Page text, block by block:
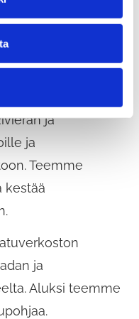
ne aina hyvässä
salliessa
ja
ja
Teemme
kestää
ja
Aluksi teemme